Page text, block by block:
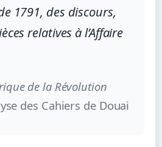
1791, des discours,
relatives à l’Affaire
de la Révolution
des Cahiers de Douai